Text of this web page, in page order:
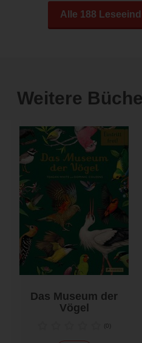
Alle 188
Weitere
Das Museum der
Vögel
(0)